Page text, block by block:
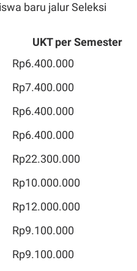
baru jalur Seleksi
UKT per Semester
Rp6.400.000
Rp7.400.000
Rp6.400.000
Rp6.400.000
Rp22.300.000
Rp10.000.000
Rp12.000.000
Rp9.100.000
Rp9.100.000